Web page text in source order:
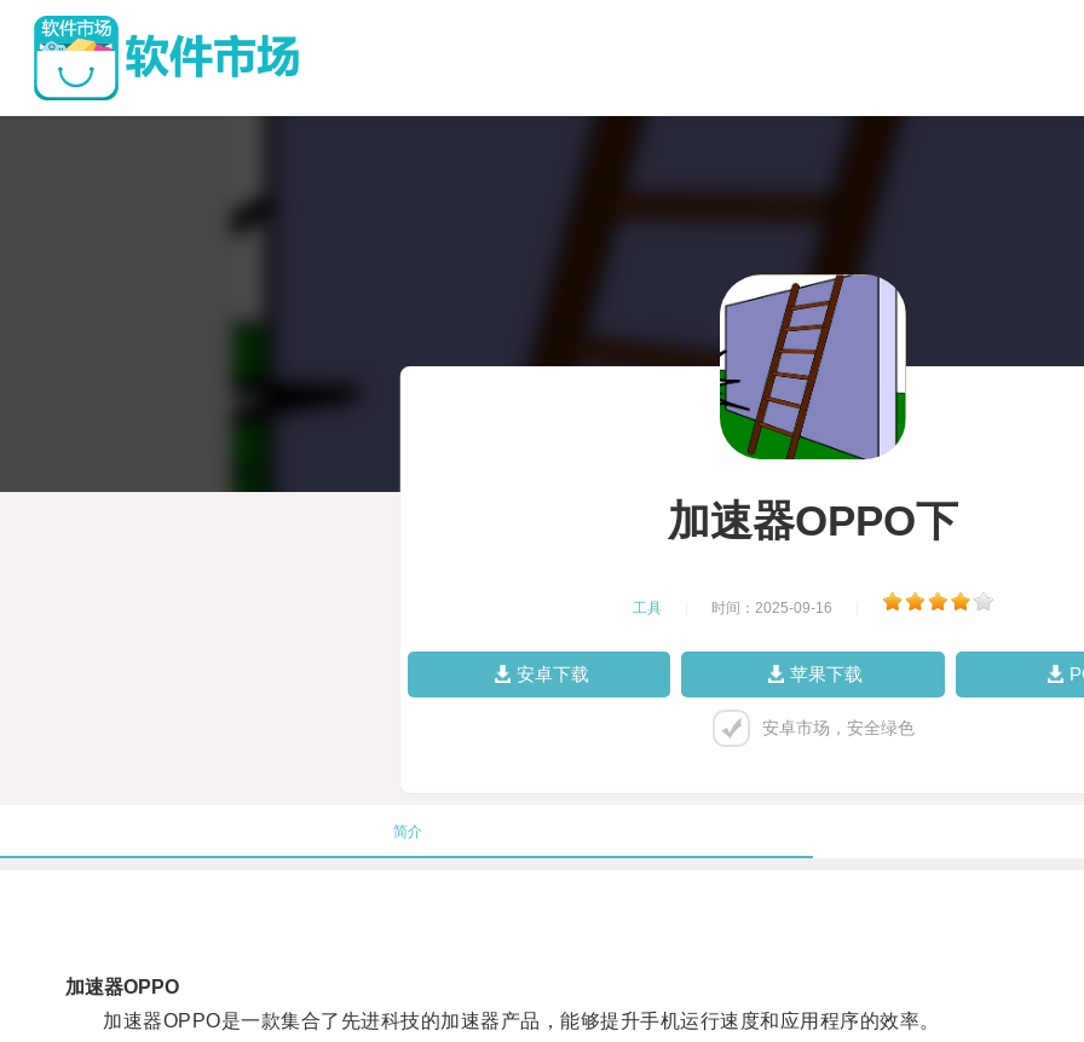
加速器OPPO下
工具 时间：2025-09-16
安卓下载 苹果下载
安卓市场，安全绿色
简介
加速器OPPO
加速器OPPO是一款集合了先进科技的加速器产品，能够提升手机运行速度和应用程序的效率。